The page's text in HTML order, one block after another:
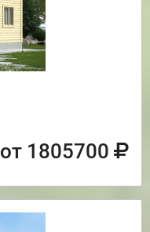
от 1805700